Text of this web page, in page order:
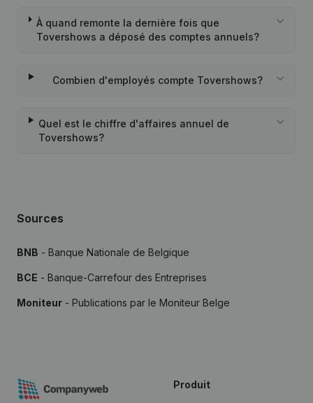
À quand remonte la dernière fois que
Tovershows a déposé des comptes annuels?
Combien d'employés compte Tovershows?
Quel est le chiffre d'affaires annuel de
Tovershows?
Sources
BNB - Banque Nationale de Belgique
BCE - Banque-Carrefour des Entreprises
Moniteur - Publications par le Moniteur Belge
Produit